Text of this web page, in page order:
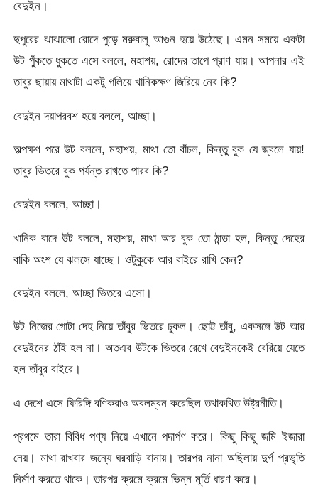
বেদুইন।
দুপুরের ঝাঝালো রোদে পুড়ে মরুবালু আগুন হয়ে উঠেছে। এমন সময়ে একটা
উট পুঁকতে ধুকতে এসে বললে, মহাশয়, রোদের তাপে প্রাণ যায়। আপনার এই
তাবুর ছায়ায় মাথাটা একটু গলিয়ে খানিকক্ষণ জিরিয়ে নেব কি?
বেদুইন দয়াপরবশ হয়ে বললে, আচ্ছা।
অল্পক্ষণ পরে উট বললে, মহাশয়, মাথা তো বাঁচল, কিন্তু বুক যে জ্বলে যায়!
তাবুর ভিতরে বুক পর্যন্ত রাখতে পারব কি?
বেদুইন বললে, আচ্ছা।
খানিক বাদে উট বললে, মহাশয়, মাথা আর বুক তো ঠান্ডা হল, কিন্তু দেহের
বাকি অংশ যে ঝলসে যাচ্ছে। ওটুকুকে আর বাইরে রাখি কেন?
বেদুইন বললে, আচ্ছা ভিতরে এসো।
উট নিজের গোটা দেহ নিয়ে তাঁবুর ভিতরে ঢুকল। ছোট্ট তাঁবু, একসঙ্গে উট আর
বেদুইনের ঠাঁই হল না। অতএব উটকে ভিতরে রেখে বেদুইনকেই বেরিয়ে যেতে
হল তাঁবুর বাইরে।
এ দেশে এসে ফিরিঙ্গি বণিকরাও অবলম্বন করেছিল তথাকথিত উষ্ট্রনীতি।
প্রথমে তারা বিবিধ পণ্য নিয়ে এখানে পদার্পণ করে। কিছু কিছু জমি ইজারা
নেয়। মাথা রাখবার জন্যে ঘরবাড়ি বানায়। তারপর নানা অছিলায় দুর্গ প্রভৃতি
নির্মাণ করতে থাকে। তারপর ক্রমে ক্রমে ভিন্ন মূর্তি ধারণ করে।